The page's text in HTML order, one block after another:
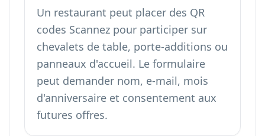
Un restaurant peut placer des QR
codes Scannez pour participer sur
chevalets de table, porte-additions ou
panneaux d'accueil. Le formulaire
peut demander nom, e-mail, mois
d'anniversaire et consentement aux
futures offres.